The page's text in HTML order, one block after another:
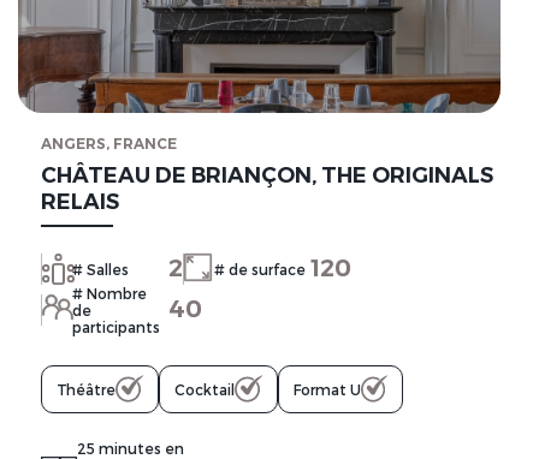
ANGERS, FRANCE
CHÂTEAU DE BRIANÇON, THE ORIGINALS
RELAIS
# Salles 2 # de surface 120
# Nombre
de
participants
40
Théâtre Cocktail Format U
25 minutes en